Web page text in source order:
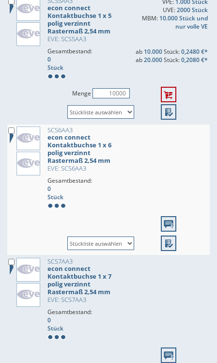
econ connect
Kontaktbuchse 1 x 5
polig verzinnt
Rastermaß 2,54 mm
EVE: SCS5AA3
VPE: 1.000 Stück
UVE:2000 Stück
MBM: 10.000 Stück und
nur volle VE
Gesamtbestand:
0
Stück
ab 10.000Stück:0,2480 €*
ab20.000Stück:0,2080 €*
Menge
SCS6AA3
econ connect
Kontaktbuchse 1 x 6
polig verzinnt
Rastermaß 2,54 mm
EVE: SCS6AA3
Gesamtbestand:
0
Stück
SCS7AA3
econ connect
Kontaktbuchse 1 x 7
polig verzinnt
Rastermaß 2,54 mm
EVE: SCS7AA3
Gesamtbestand:
0
Stück